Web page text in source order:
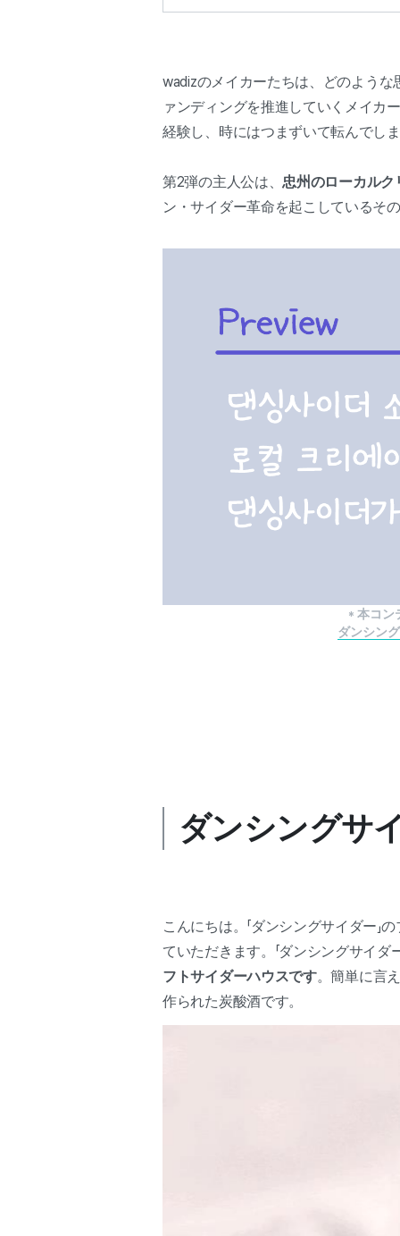
wadizのメイカーたちは、どのよう
ァンディングを推進していくメイカ
経験し、時にはつまずいて転んでし
第2弾の主人公は、 忠州のローカルク
ン・サイダー革命を起こしているそ
* 本コン
ダンシン
ダンシングサ
こんにちは。「ダンシングサイダー
ていただきます。「ダンシングサイ
フトサイダーハウスです。簡単に言
作られた炭酸酒です。